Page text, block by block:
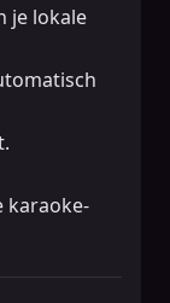
je lokale
karaoke-